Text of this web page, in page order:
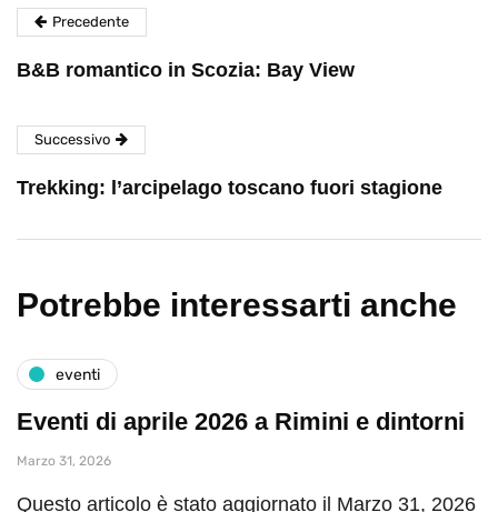
Precedente
B&B romantico in Scozia: Bay View
Successivo
Trekking: l’arcipelago toscano fuori stagione
Potrebbe interessarti anche
eventi
Eventi di aprile 2026 a Rimini e dintorni
Marzo 31, 2026
Questo articolo è stato aggiornato il Marzo 31, 2026